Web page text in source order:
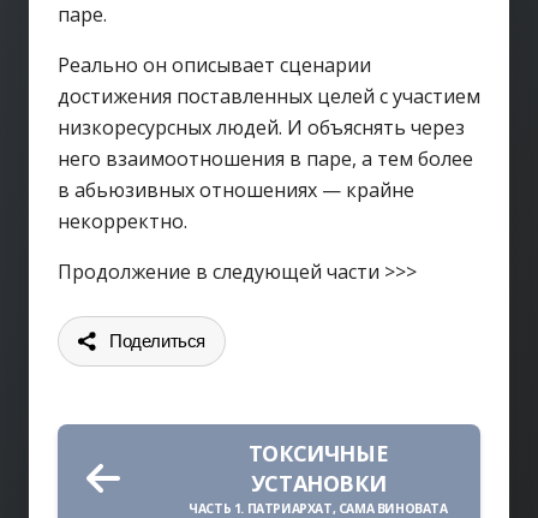
паре.
Реально он описывает сценарии
достижения поставленных целей с участием
низкоресурсных людей. И объяснять через
него взаимоотношения в паре, а тем более
в абьюзивных отношениях — крайне
некорректно.
Продолжение в следующей части >>>
Поделиться
ТОКСИЧНЫЕ
УСТАНОВКИ
ЧАСТЬ 1. ПАТРИАРХАТ, САМА ВИНОВАТА